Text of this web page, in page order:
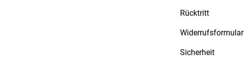
Rücktritt
Widerrufsformular
Sicherheit